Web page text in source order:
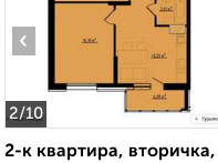
2/10
‹
2-к квартира,